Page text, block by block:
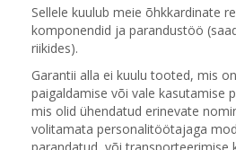
Sellele kuulub meie õhkkardinate
komponendid ja parandustöö
riikides).
Garantii alla ei kuulu tooted, mis
paigaldamise või vale kasutamise
mis olid ühendatud erinevate
volitamata personalitöötajaga